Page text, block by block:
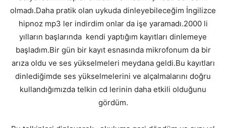
olmadı.Daha pratik olan uykuda dinleyebileceğim İngilizce
hipnoz mp3 ler indirdim onlar da işe yaramadı.2000 li
yılların başlarında kendi yaptığım kayıtları dinlemeye
başladım.Bir gün bir kayıt esnasında mikrofonum da bir
arıza oldu ve ses yükselmeleri meydana geldi.Bu kayıtları
dinlediğimde ses yükselmelerini ve alçalmalarını doğru
kullandığımızda telkin cd lerinin daha etkili olduğunu
gördüm.